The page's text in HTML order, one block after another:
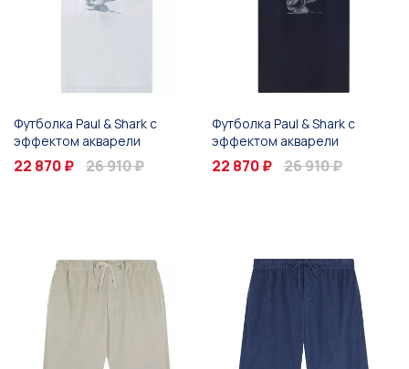
Футболка Paul & Shark с
эффектом акварели
22 870 ₽ 26 910 ₽
Футболка Paul & Shark с
эффектом акварели
22 870 ₽ 26 910 ₽